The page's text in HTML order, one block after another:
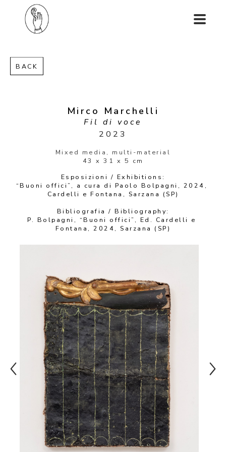
BACK
Mirco Marchelli
Fil di voce
2023
Mixed media, multi-material
43 x 31 x 5 cm
Esposizioni / Exhibitions:
“Buoni offici”, a cura di Paolo Bolpagni, 2024,
Cardelli e Fontana, Sarzana (SP)
Bibliografia / Bibliography:
P. Bolpagni, “Buoni offici”, Ed. Cardelli e
Fontana, 2024, Sarzana (SP)